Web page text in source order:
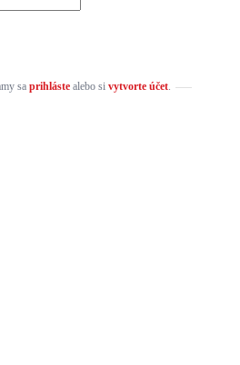
sa prihlástealebo si vytvorte účet.